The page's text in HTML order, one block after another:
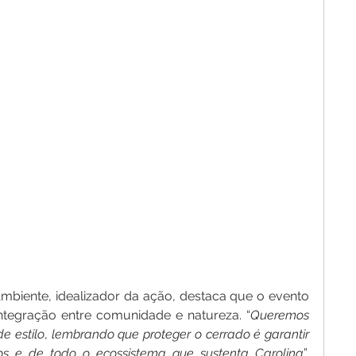
idealizador da ação, destaca que o evento
entre comunidade e natureza. “Queremos
estilo, lembrando que proteger o cerrado é garantir